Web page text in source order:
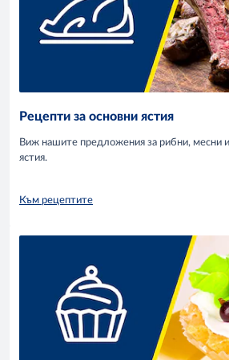
Рецепти за основни ястия
Виж нашите предложения за рибни, месни
ястия.
Към рецептите